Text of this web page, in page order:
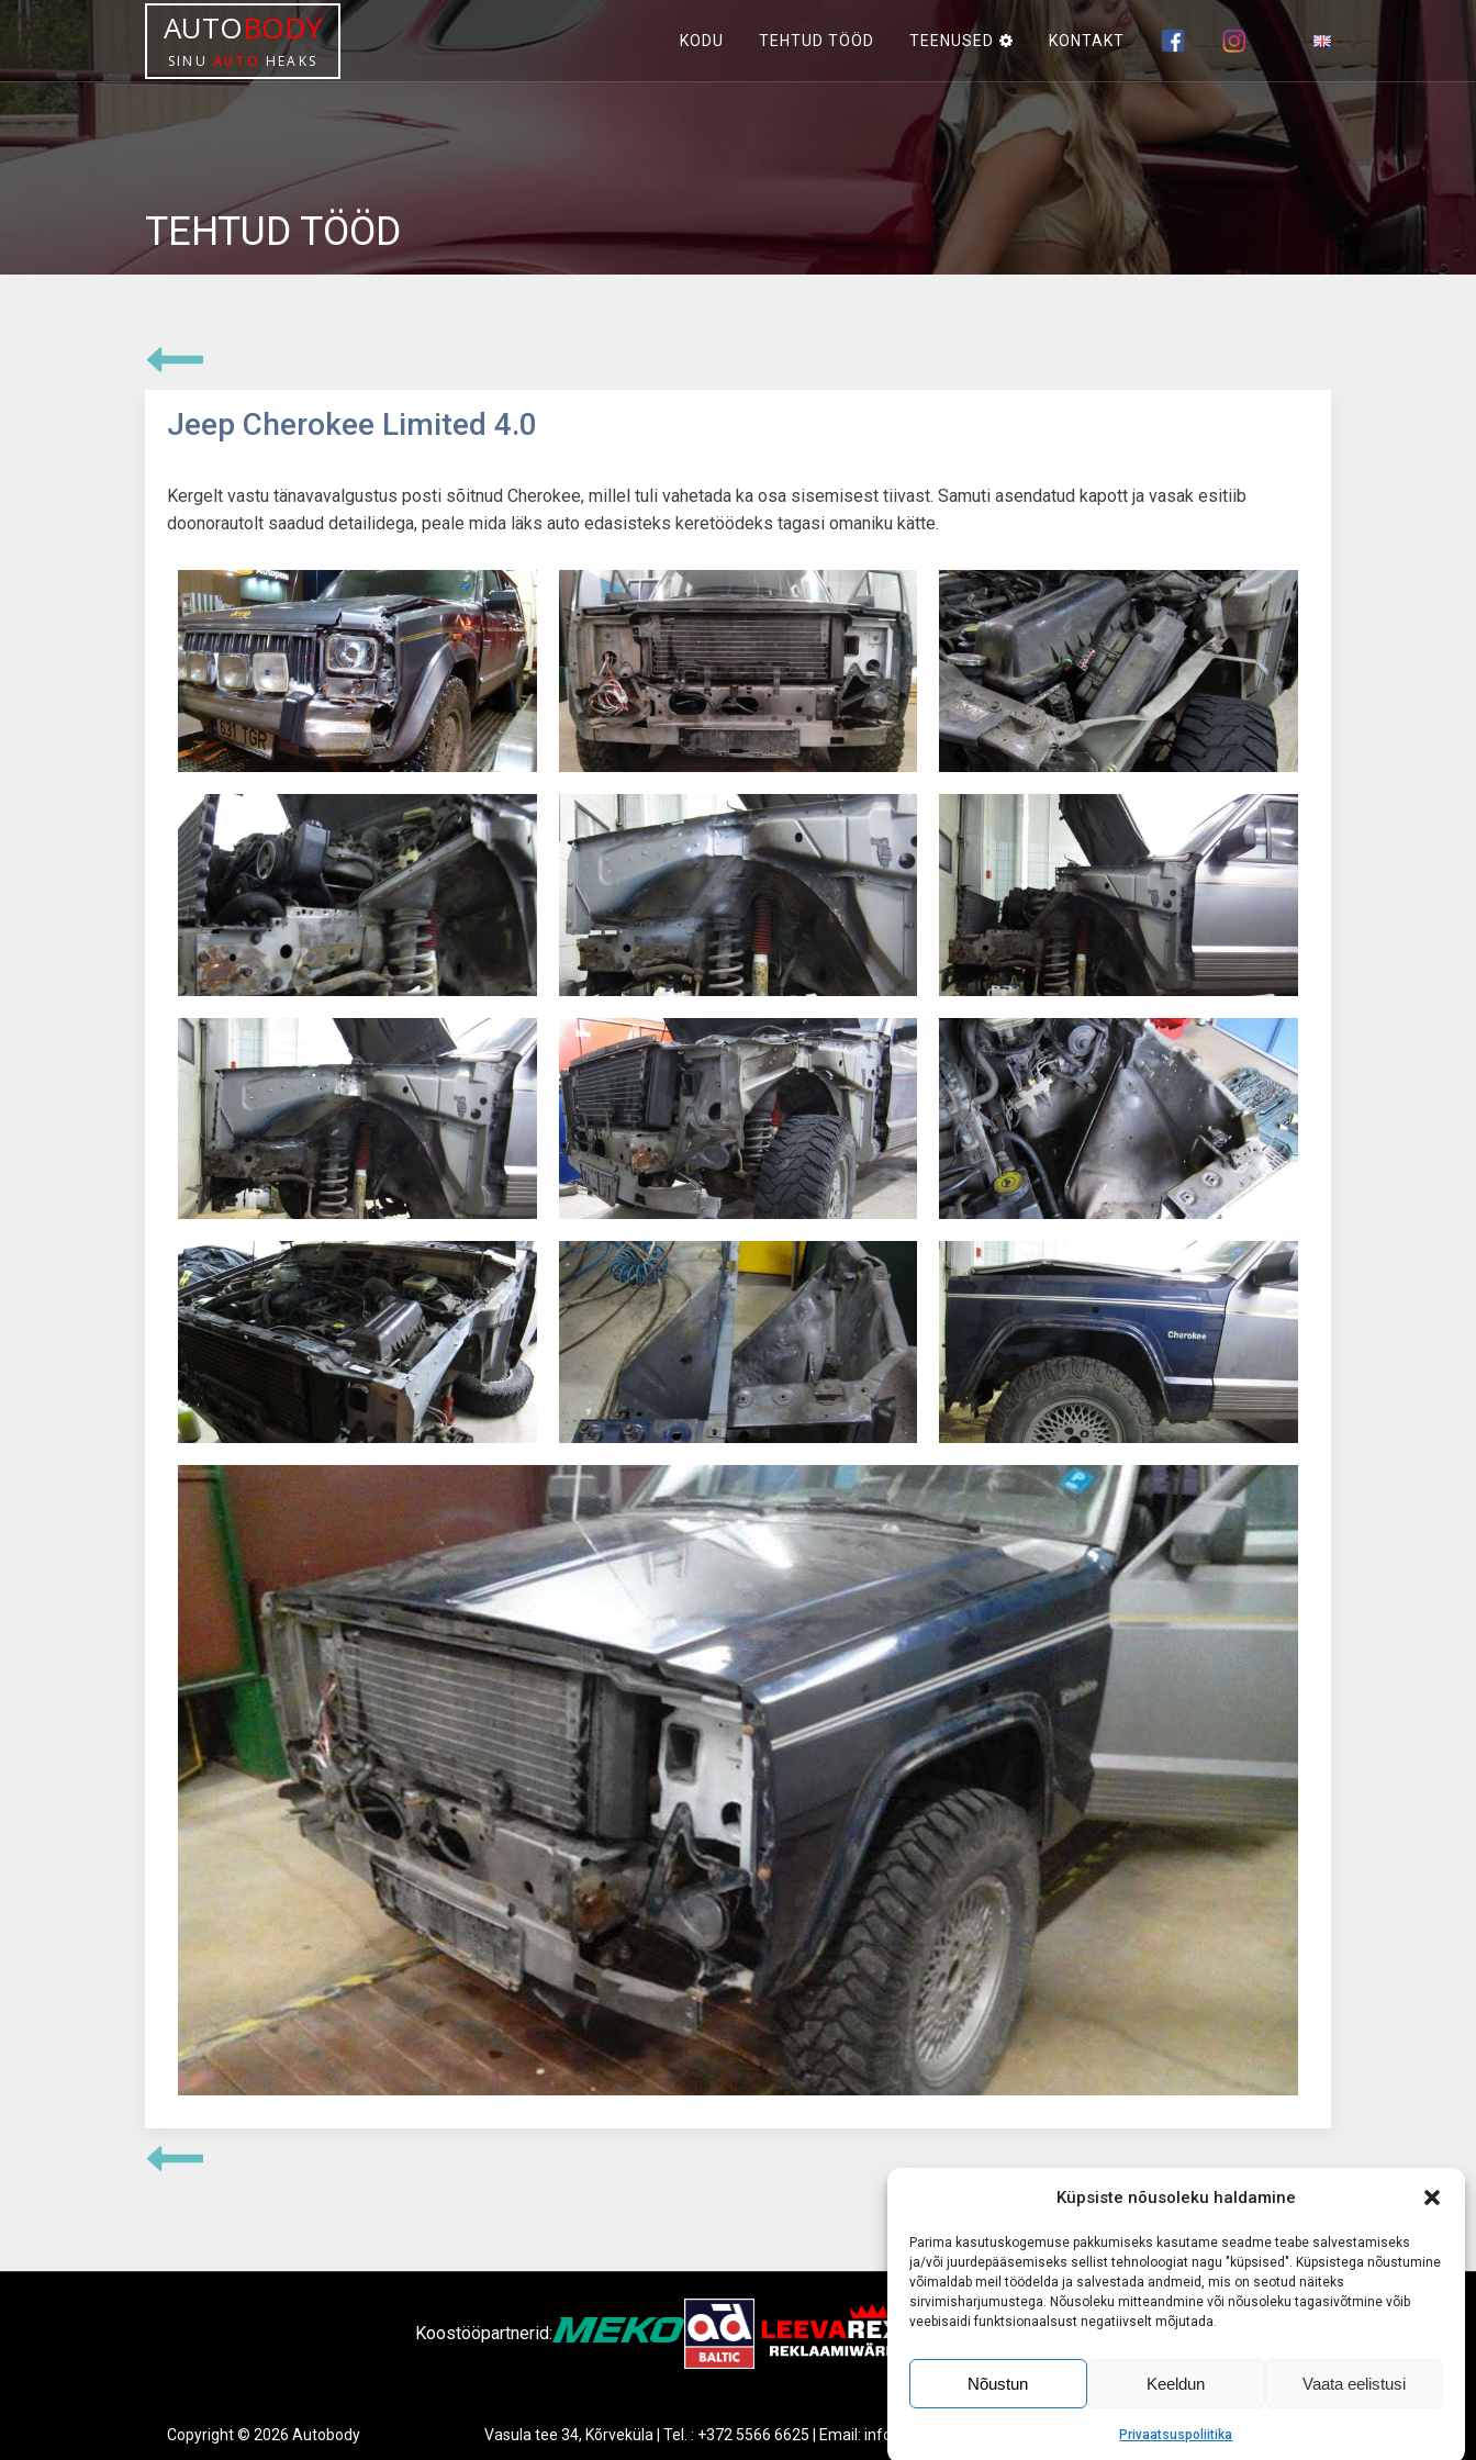
Küpsiste nõusoleku haldamine
Parima kasutuskogemuse pakkumiseks kasutame seadme teabe salvestamiseks
ja/või juurdepääsemiseks sellist tehnoloogiat nagu "küpsised". Küpsistega nõustumine
võimaldab meil töödelda ja salvestada andmeid, mis on seotud näiteks
sirvimisharjumustega. Nõusoleku mitteandmine või nõusoleku tagasivõtmine võib
veebisaidi funktsionaalsust negatiivselt mõjutada.
Nõustun Keeldun Vaata eelistusi
Privaatsuspoliitika
AUTOBODY
SINU AUTO HEAKS
KODU TEHTUD TÖÖD TEENUSED KONTAKT
TEHTUD TÖÖD
Jeep Cherokee Limited 4.0
Kergelt vastu tänavavalgustus posti sõitnud Cherokee, millel tuli vahetada ka osa sisemisest tiivast. Samuti asendatud kapott ja vasak esitiib
doonorautolt saadud detailidega, peale mida läks auto edasisteks keretöödeks tagasi omaniku kätte.
Koostööpartnerid:
Copyright © 2026 Autobody Vasula tee 34, Kõrveküla | Tel. : +372 5566 6625 | Email: info@autobody.ee